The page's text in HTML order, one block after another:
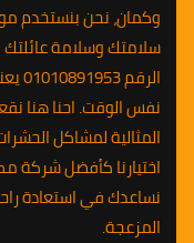
وكمان، نحن بنستخدم
سلامتك وسلامة
نفس الوقت. احنا هنا
المثالية لمشاكل
اختيارنا كأفضل شركة
نساعدك في استعادة
المزعجة.